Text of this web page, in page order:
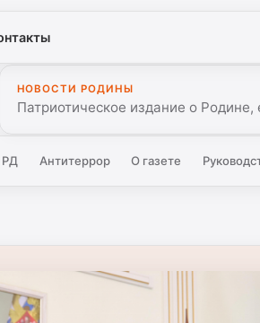
НОВОСТИ РОДИНЫ
Патриотическое издание о
РД Антитеррор О газете